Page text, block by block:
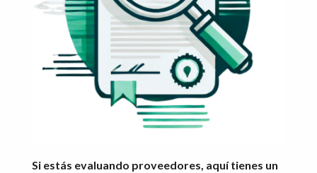
Si estás evaluando proveedores, aquí tienes un